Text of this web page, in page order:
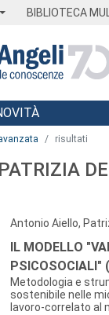
BIBLIOTECA
risultati
Antonio Aiello,
IL MODELLO
PSICOSOCIALI"
Metodologia e
sostenibile nelle
lavoro-correlato al